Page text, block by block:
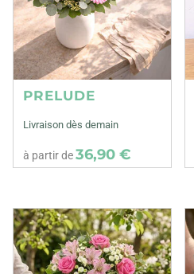
PRELUDE
Livraison dès demain
à partir de36,90 €